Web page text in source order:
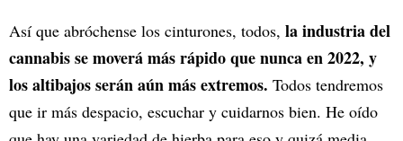
Así que abróchense los cinturones, todos, la industria del
cannabis se moverá más rápido que nunca en 2022, y
los altibajos serán aún más extremos. Todos tendremos
que ir más despacio, escuchar y cuidarnos bien. He oído